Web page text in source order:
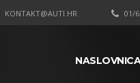
01/
KONTAKT@AUTI.HR
NASLOVNICA